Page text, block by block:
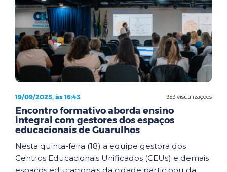
353 visualizações
19/09/2025, às 16:43
Encontro formativo aborda ensino
integral com gestores dos espaços
educacionais de Guarulhos
Nesta quinta-feira (18) a equipe gestora dos
Centros Educacionais Unificados (CEUs) e demais